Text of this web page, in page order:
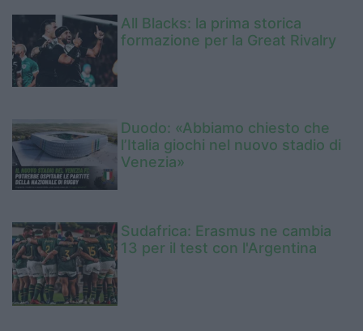
All Blacks: la prima storica
formazione per la Great Rivalry
Duodo: «Abbiamo chiesto che
l’Italia giochi nel nuovo stadio di
Venezia»
Sudafrica: Erasmus ne cambia
13 per il test con l'Argentina